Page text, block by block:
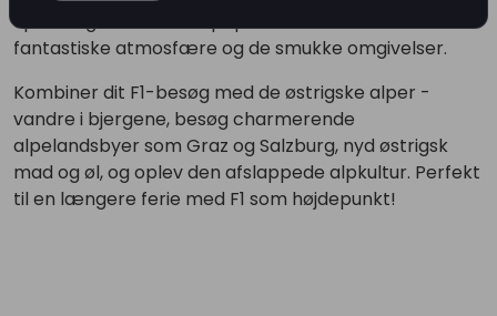
Spielberg er ekstremt populært takket være den
fantastiske atmosfære og de smukke omgivelser.
Kombiner dit F1-besøg med de østrigske alper -
vandre i bjergene, besøg charmerende
alpelandsbyer som Graz og Salzburg, nyd østrigsk
mad og øl, og oplev den afslappede alpkultur. Perfekt
til en længere ferie med F1 som højdepunkt!